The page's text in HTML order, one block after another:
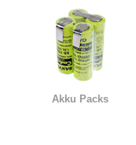
Akku Packs